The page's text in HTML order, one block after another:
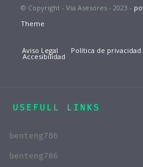
© Copyright - Via Asesores - 2023 -
Theme
Aviso Legal Política de privacidad
Accesibilidad
USEFULL LINKS
benteng786
benteng786